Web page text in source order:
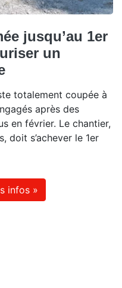
jusqu’au 1er
un
totalement coupée à
après des
en février. Le chantier,
doit s’achever le 1er
infos »